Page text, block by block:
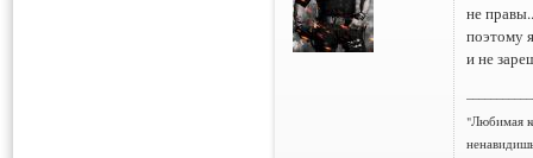
не
поэтому
и не
"Любимая